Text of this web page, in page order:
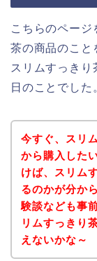
こちらのページ
茶の商品のこと
スリムすっきり
日のことでした
今すぐ、スリ
から購入した
けば、スリム
るのかが分か
験談なども事
リムすっきり
えないかな～